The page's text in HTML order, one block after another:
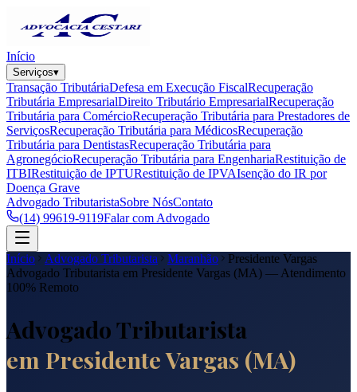
Início
Serviços▾
Transação TributáriaDefesa em Execução FiscalRecuperação
Tributária EmpresarialDireito Tributário EmpresarialRecuperação
Tributária para ComércioRecuperação Tributária para Prestadores de
ServiçosRecuperação Tributária para MédicosRecuperação
Tributária para DentistasRecuperação Tributária para
AgronegócioRecuperação Tributária para EngenhariaRestituição de
ITBIRestituição de IPTURestituição de IPVAIsenção do IR por
Doença Grave
Advogado TributaristaSobre NósContato
(14) 99619-9119Falar com Advogado
Início Advogado Tributarista Maranhão
Presidente Vargas
Advogado Tributarista em Presidente Vargas (MA) — Atendimento
100% Remoto
Advogado Tributarista
em Presidente Vargas (MA)